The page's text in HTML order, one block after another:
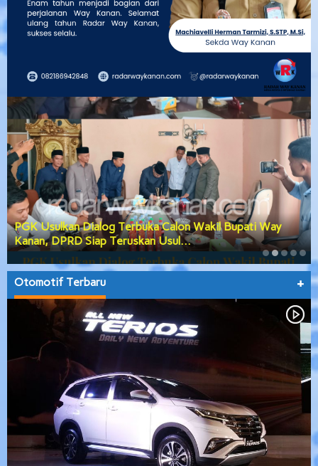
PGK Usulkan Dialog Terbuka Calon Wakil Bupati Way
Kanan, DPRD Siap Teruskan Usul…
Otomotif Terbaru +